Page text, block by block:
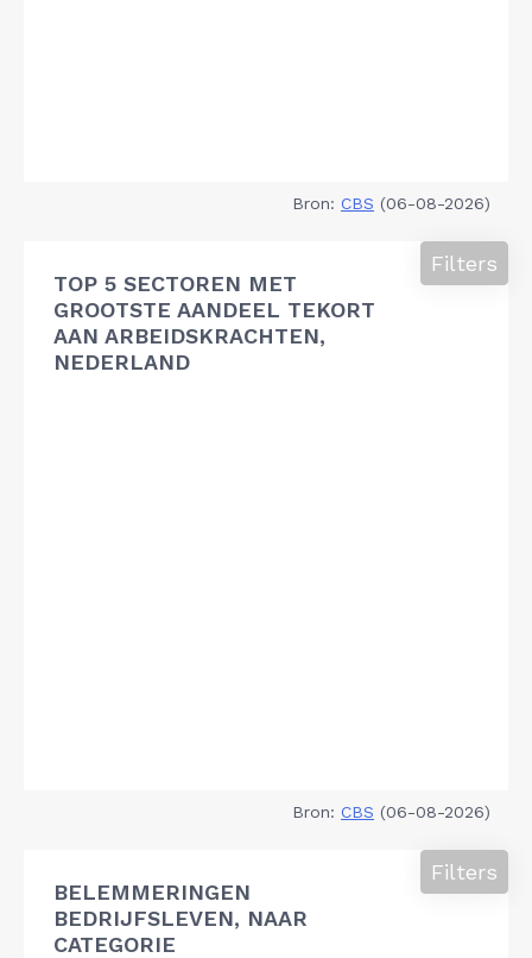
Bron: CBS (06-08-2026)
TOP 5 SECTOREN MET
GROOTSTE AANDEEL TEKORT
AAN ARBEIDSKRACHTEN,
NEDERLAND
Filters
Bron: CBS (06-08-2026)
BELEMMERINGEN
BEDRIJFSLEVEN, NAAR
CATEGORIE
Filters